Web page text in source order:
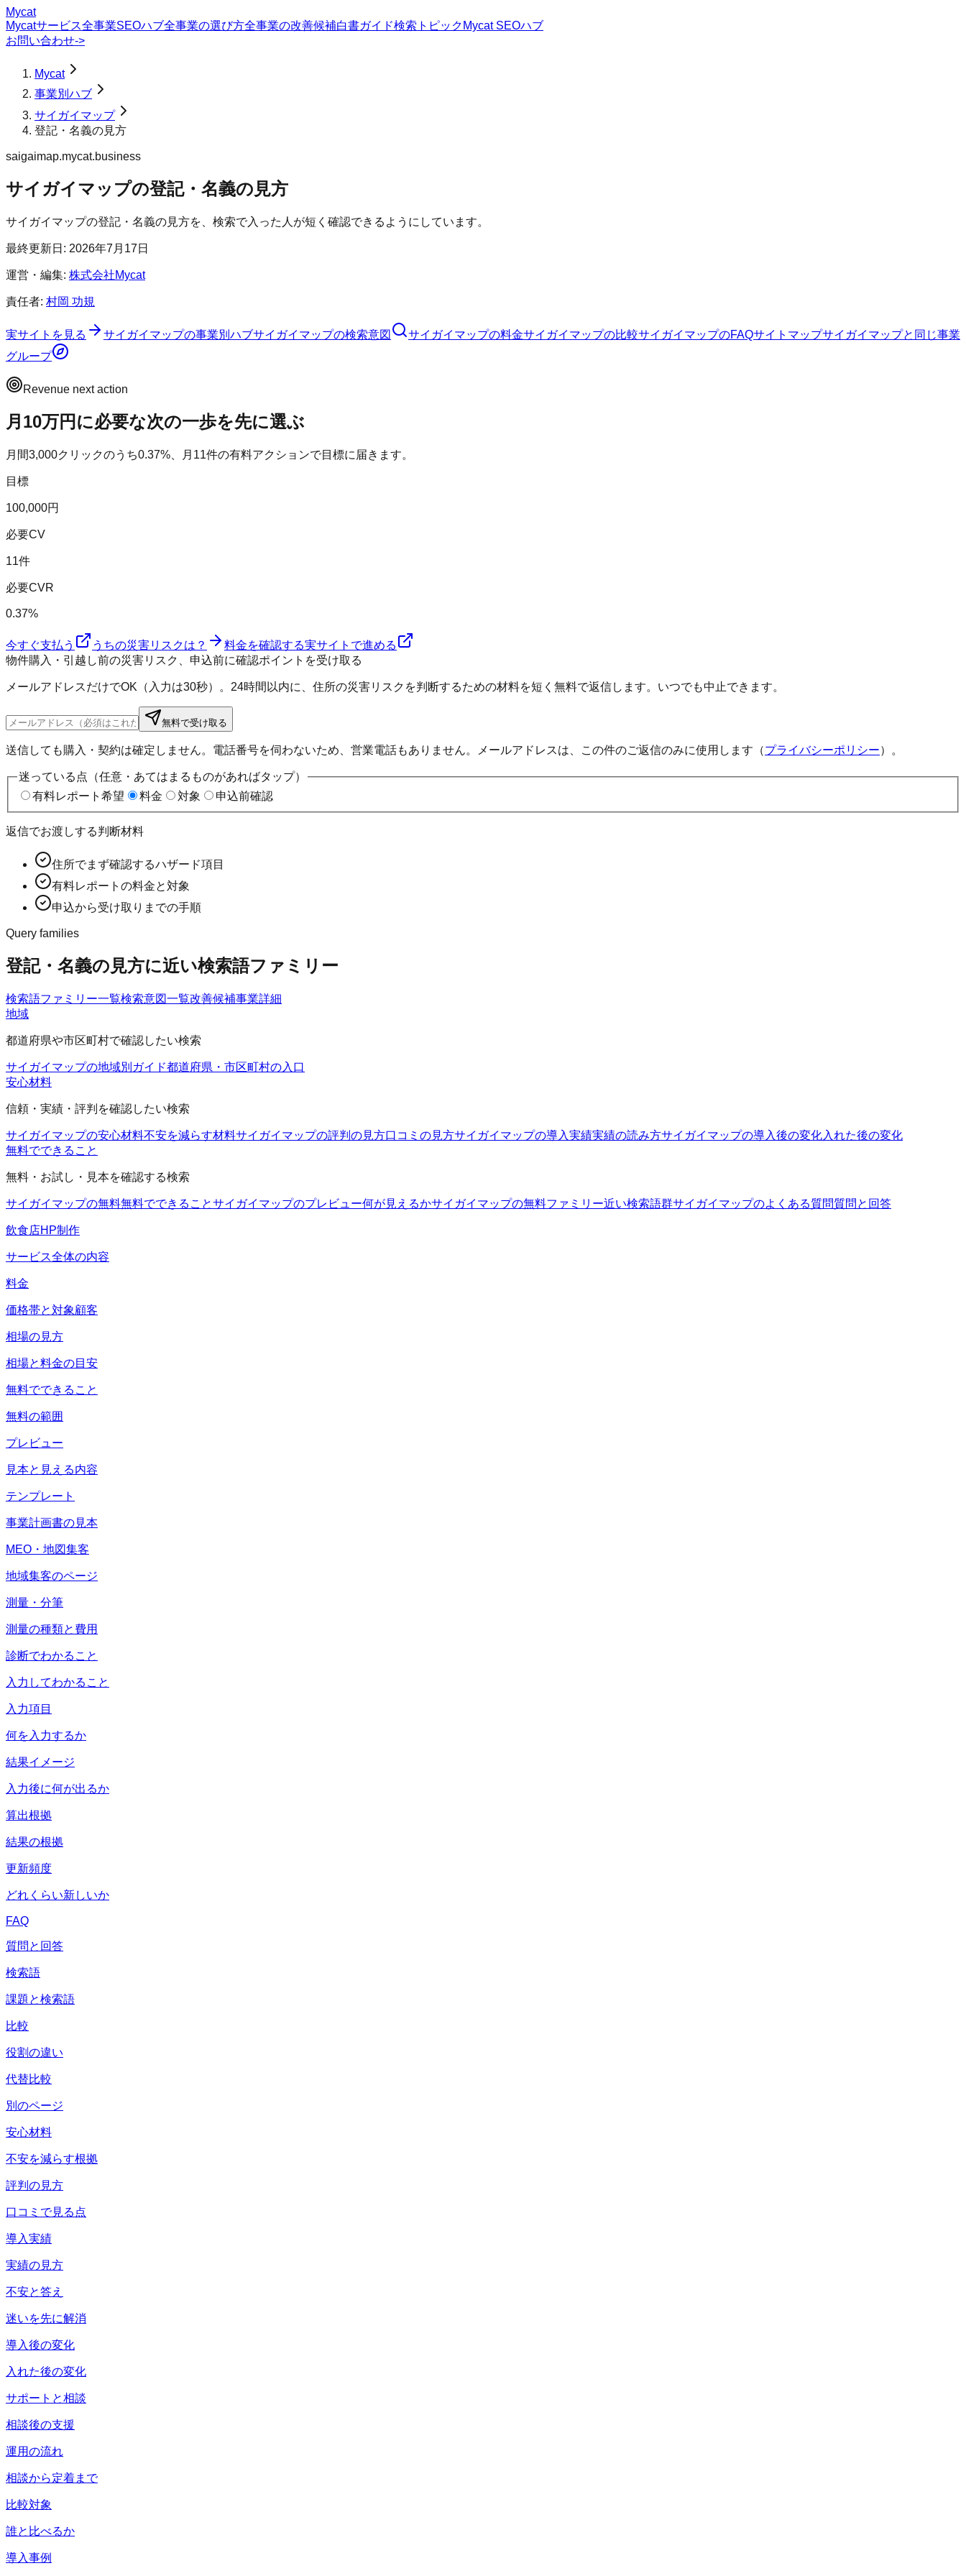
Mycat
Mycatサービス全事業SEOハブ全事業の選び方全事業の改善候補白書ガイド検索トピック Mycat SEOハブ
お問い合わせ->
Mycat
事業別ハブ
サイガイマップ
登記・名義の見方
saigaimap.mycat.business
サイガイマップの登記・名義の見方
サイガイマップの登記・名義の見方を、検索で入った人が短く確認できるようにしています。
最終更新日: 2026年7月17日
運営・編集: 株式会社Mycat
責任者: 村岡 功規
実サイトを見る サイガイマップの事業別ハブサイガイマップの検索意図 サイガイマップの料金サイガイマップの比較サイガイマップのFAQサイトマップサイガイマップと同じ事業
グループ
Revenue next action
月10万円に必要な次の一歩を先に選ぶ
月間3,000クリックのうち0.37%、月 11件の有料アクションで目標に届きます。
目標
100,000円
必要CV
11件
必要CVR
0.37%
今すぐ支払う うちの災害リスクは？ 料金を確認する実サイトで進める
物件購入・引越し前の災害リスク、申込前に確認ポイントを受け取る
メールアドレスだけでOK（入力は30秒）。24時間以内に、住所の災害リスクを判断するための材料を短く無料で返信します。いつでも中止できます。
無料で受け取る
送信しても購入・契約は確定しません。電話番号を伺わないため、営業電話もありません。メールアドレスは、この件のご返信のみに使用します（プライバシーポリシー）。
迷っている点（任意・あてはまるものがあればタップ）
有料レポート希望
料金 対象 申込前確認
返信でお渡しする判断材料
住所でまず確認するハザード項目
有料レポートの料金と対象
申込から受け取りまでの手順
Query families
登記・名義の見方に近い検索語ファミリー
検索語ファミリー一覧検索意図一覧改善候補事業詳細
地域
都道府県や市区町村で確認したい検索
サイガイマップの地域別ガイド都道府県・市区町村の入口
安心材料
信頼・実績・評判を確認したい検索
サイガイマップの安心材料不安を減らす材料サイガイマップの評判の見方口コミの見方サイガイマップの導入実績実績の読み方サイガイマップの導入後の変化入れた後の変化
無料でできること
無料・お試し・見本を確認する検索
サイガイマップの無料無料でできることサイガイマップのプレビュー何が見えるかサイガイマップの無料ファミリー近い検索語群サイガイマップのよくある質問質問と回答
飲食店HP制作
サービス全体の内容
料金
価格帯と対象顧客
相場の見方
相場と料金の目安
無料でできること
無料の範囲
プレビュー
見本と見える内容
テンプレート
事業計画書の見本
MEO・地図集客
地域集客のページ
測量・分筆
測量の種類と費用
診断でわかること
入力してわかること
入力項目
何を入力するか
結果イメージ
入力後に何が出るか
算出根拠
結果の根拠
更新頻度
どれくらい新しいか
FAQ
質問と回答
検索語
課題と検索語
比較
役割の違い
代替比較
別のページ
安心材料
不安を減らす根拠
評判の見方
口コミで見る点
導入実績
実績の見方
不安と答え
迷いを先に解消
導入後の変化
入れた後の変化
サポートと相談
相談後の支援
運用の流れ
相談から定着まで
比較対象
誰と比べるか
導入事例